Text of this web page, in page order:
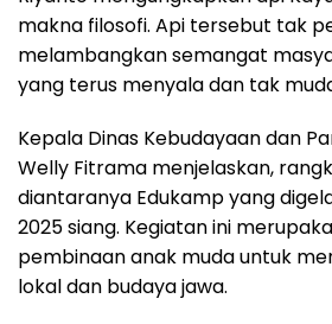
makna filosofi. Api tersebut tak
melambangkan semangat
yang terus menyala dan tak
Kepala Dinas Kebudayaan dan
Welly Fitrama menjelaskan,
diantaranya Edukamp yang
2025 siang. Kegiatan ini
pembinaan anak muda untuk
lokal dan budaya jawa.